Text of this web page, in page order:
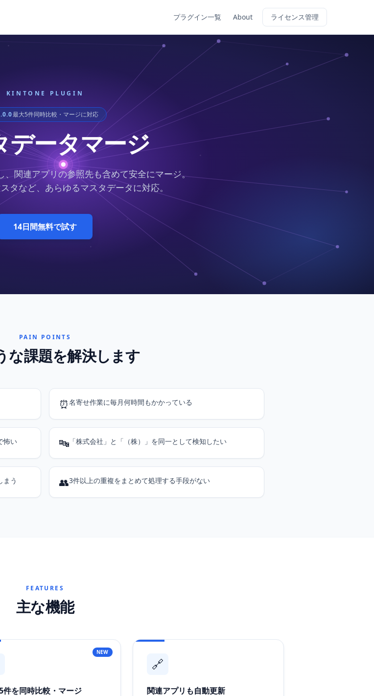
プラグイン一覧 About ライセンス管理
KINTONE PLUGIN
最大5件同時比較・マージに対応
データマージ
、関連アプリの参照先も含めて安全にマージ。
タなど、あらゆるマスタデータに対応。
14日間無料で試す
PAIN POINTS
な課題を解決します
⏰名寄せ作業に毎月何時間もかかっている
怖い 🔤 「株式会社」と「（株）」を同一として検知したい
まう 👥3件以上の重複をまとめて処理する手段がない
FEATURES
主な機能
NEW
件を同時比較・マージ
🔗
関連アプリも自動更新